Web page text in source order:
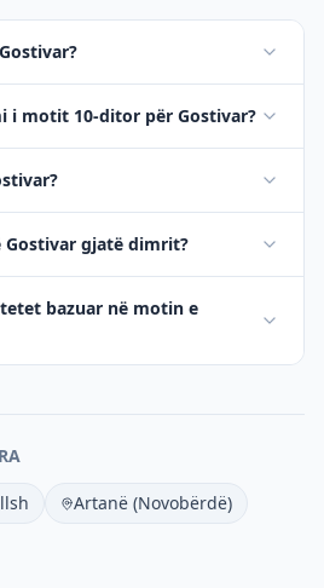
i motit 10-ditor për Gostivar?
Gostivar gjatë dimrit?
bazuar në motin e
Artanë (Novobërdë)